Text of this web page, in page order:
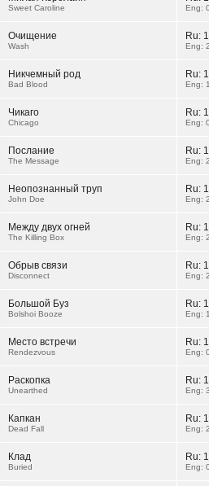
Sweet Caroline Eng:
Очищение
Wash
Ru:
Eng:
Никчемный род
Bad Blood
Ru:
Eng:
Чикаго
Chicago
Ru:
Eng:
Послание
The Message
Ru:
Eng:
Неопознанный труп
John Doe
Ru:
Eng:
Между двух огней
The Killing Box
Ru:
Eng:
Обрыв связи
Disconnect
Ru:
Eng:
Большой Буз
Bolshoi Booze
Ru:
Eng:
Место встречи
Rendezvous
Ru:
Eng:
Раскопка
Unearthed
Ru:
Eng:
Капкан
Dead Fall
Ru:
Eng:
Клад
Buried
Ru:
Eng: